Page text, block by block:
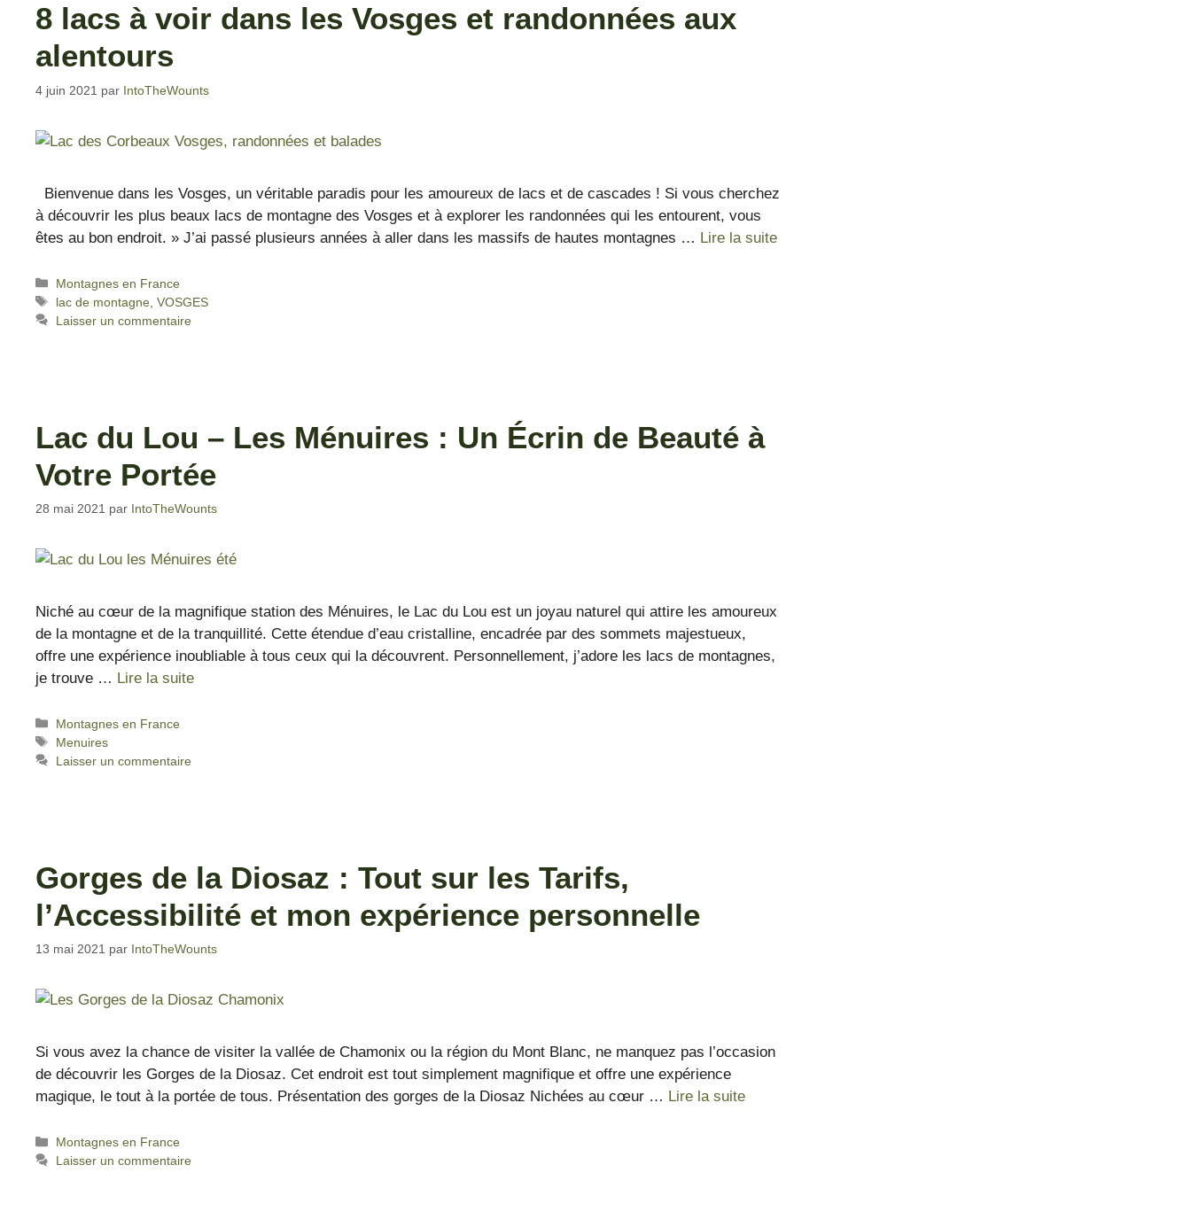
8 lacs à voir dans les Vosges et randonnées aux
alentours
4 juin 2021 par IntoTheWounts
Bienvenue dans les Vosges, un véritable paradis pour les amoureux de lacs et de cascades ! Si vous cherchez
à découvrir les plus beaux lacs de montagne des Vosges et à explorer les randonnées qui les entourent, vous
êtes au bon endroit. » J’ai passé plusieurs années à aller dans les massifs de hautes montagnes … Lire la suite
Montagnes en France
lac de montagne ,VOSGES
Laisser un commentaire
Lac du Lou – Les Ménuires : Un Écrin de Beauté à
Votre Portée
28 mai 2021 par IntoTheWounts
Niché au cœur de la magnifique station des Ménuires, le Lac du Lou est un joyau naturel qui attire les amoureux
de la montagne et de la tranquillité. Cette étendue d’eau cristalline, encadrée par des sommets majestueux,
offre une expérience inoubliable à tous ceux qui la découvrent. Personnellement, j’adore les lacs de montagnes,
je trouve … Lire la suite
Montagnes en France
Menuires
Laisser un commentaire
Gorges de la Diosaz : Tout sur les Tarifs,
l’Accessibilité et mon expérience personnelle
13 mai 2021 par IntoTheWounts
Si vous avez la chance de visiter la vallée de Chamonix ou la région du Mont Blanc, ne manquez pas l’occasion
de découvrir les Gorges de la Diosaz. Cet endroit est tout simplement magnifique et offre une expérience
magique, le tout à la portée de tous. Présentation des gorges de la Diosaz Nichées au cœur … Lire la suite
Montagnes en France
Laisser un commentaire